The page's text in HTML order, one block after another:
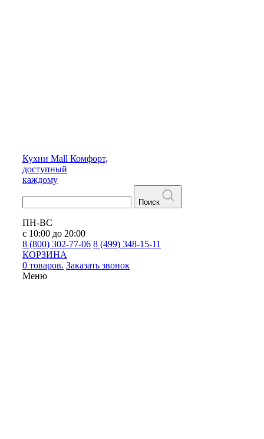
Кухни Mall Комфорт,
доступный
каждому
Поиск
ПН-ВС
с 10:00 до 20:00
8 (800) 302-77-06 8 (499) 348-15-11
КОРЗИНА
0 товаров. Заказать звонок
Меню